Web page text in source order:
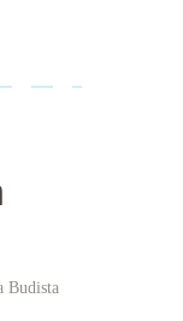
Budista